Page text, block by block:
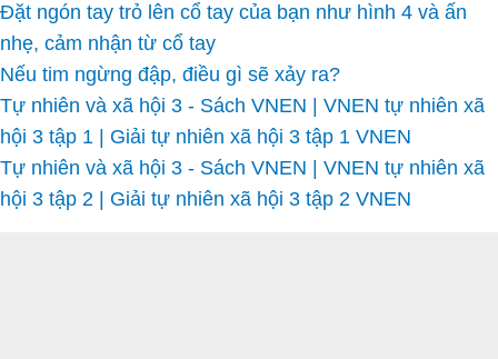
Đặt ngón tay trỏ lên cổ tay của bạn như hình 4 và ấn
nhẹ, cảm nhận từ cổ tay
Nếu tim ngừng đập, điều gì sẽ xảy ra?
Tự nhiên và xã hội 3 - Sách VNEN | VNEN tự nhiên xã
hội 3 tập 1 | Giải tự nhiên xã hội 3 tập 1 VNEN
Tự nhiên và xã hội 3 - Sách VNEN | VNEN tự nhiên xã
hội 3 tập 2 | Giải tự nhiên xã hội 3 tập 2 VNEN